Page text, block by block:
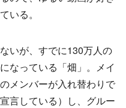
いる。
いが、すでに130万人の
なっている「畑」。メイ
メンバーが入れ替わりで
言している）し、グルー